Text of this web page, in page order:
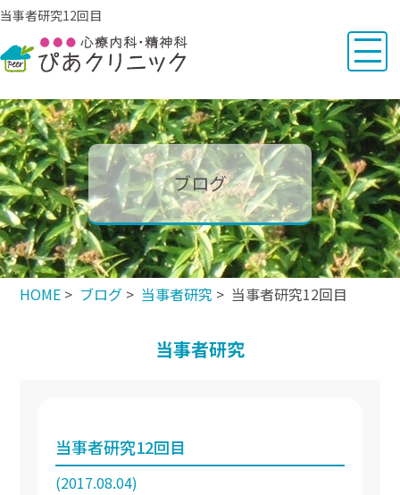
当事者研究12回目
ブログ
HOME > ブログ > 当事者研究 > 当事者研究12回目
当事者研究
当事者研究12回目
(2017.08.04)